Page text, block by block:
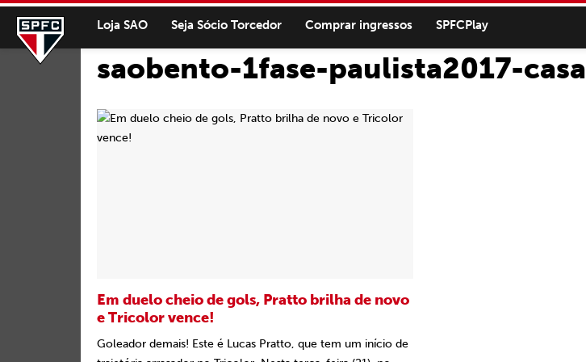
Loja SAO Seja Sócio Torcedor Comprar ingressos SPFCPlay
saobento-1fase-paulista2017-casa
Em duelo cheio de gols, Pratto brilha de novo
e Tricolor vence!
Goleador demais! Este é Lucas Pratto, que tem um início de